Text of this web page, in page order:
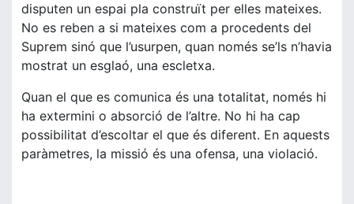
disputen un espai pla construït per elles mateixes.
No es reben a si mateixes com a procedents del
Suprem sinó que l’usurpen, quan només se’ls n’havia
mostrat un esglaó, una escletxa.
Quan el que es comunica és una totalitat, només hi
ha extermini o absorció de l’altre. No hi ha cap
possibilitat d’escoltar el que és diferent. En aquests
paràmetres, la missió és una ofensa, una violació.